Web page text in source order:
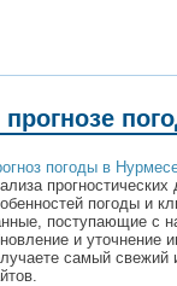
погоды в
погоды и
поступающие с
и уточнение
самый свежий